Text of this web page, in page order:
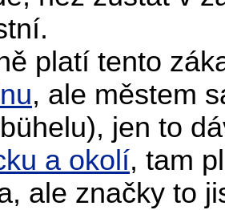
platí tento
, ale městem
jen to
a okolí, tam
ale značky to